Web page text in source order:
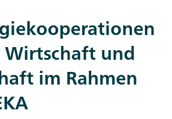
und
im Rahmen